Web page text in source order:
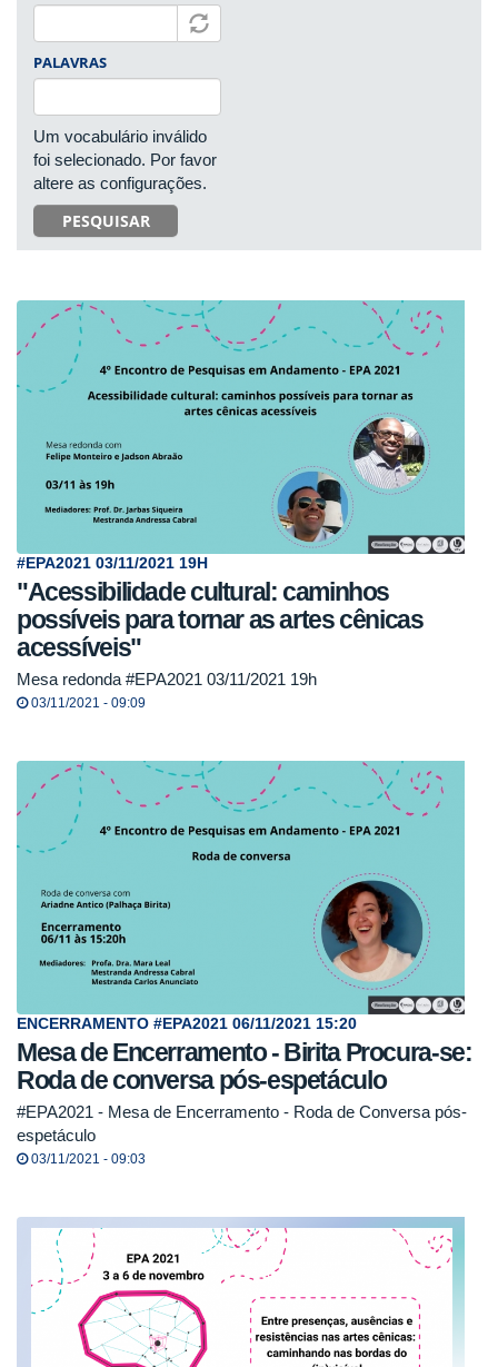
PALAVRAS
Um vocabulário inválido
foi selecionado. Por favor
altere as configurações.
PESQUISAR
#EPA2021 03/11/2021 19H
"Acessibilidade cultural: caminhos
possíveis para tornar as artes cênicas
acessíveis"
Mesa redonda #EPA2021 03/11/2021 19h
03/11/2021 - 09:09
ENCERRAMENTO #EPA2021 06/11/2021 15:20
Mesa de Encerramento - Birita Procura-se:
Roda de conversa pós-espetáculo
#EPA2021 - Mesa de Encerramento - Roda de Conversa pós-
espetáculo
03/11/2021 - 09:03